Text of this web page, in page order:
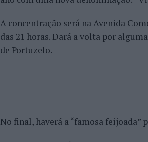
A concentração será na Avenida
das 21 horas. Dará a volta por
de Portuzelo.
No final, haverá a “famosa feijoada”